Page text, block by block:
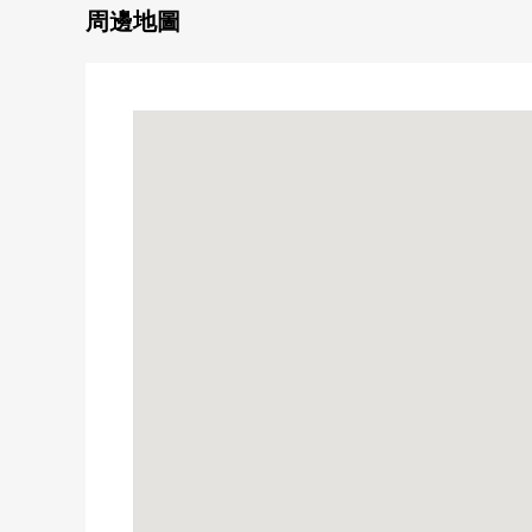
・到新宿站約26分鐘
・在周圍，包括"超市miraberu"(營業時間從9:30到
周邊地圖